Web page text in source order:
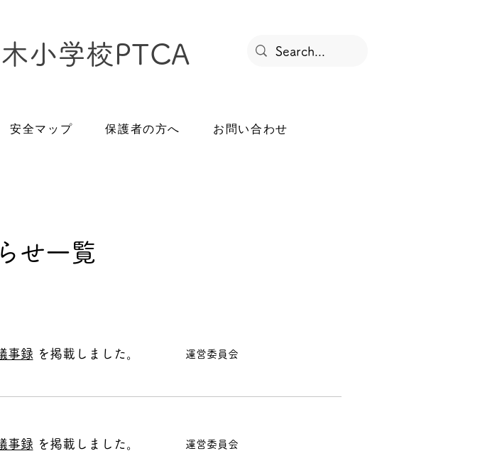
小学校PTCA ログイン
安全マップ 保護者の方へ お問い合わせ
せ一覧
事録 を掲載しました。 運営委員会
事録 を掲載しました。 運営委員会